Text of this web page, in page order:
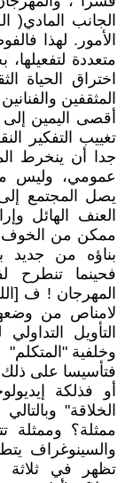
الجانب المادي(
الأمور. لهذا
متعددة
اختراق الحياة
المثقفين
تغييب التفكير
جدا أن ينخرط
عمومي، وليس
يصل المجتمع
العنف الهائل
ممكن من الخوف
فحينما
المهرجان ! ف
لامناص من
التأويل
وخلفية "المتكلم"
فتأسيسا على ذلك
أو فذلكة
الخلاقة"
ممثلة؟ وممثلة
والسينوغراف
تظهر في